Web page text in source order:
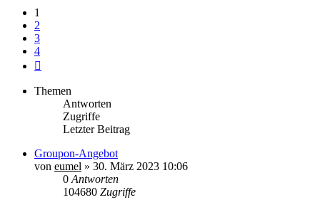
1
2
3
4
Themen
Antworten
Zugriffe
Letzter Beitrag
Groupon-Angebot
von eumel » 30. März 2023 10:06
0 Antworten
104680 Zugriffe